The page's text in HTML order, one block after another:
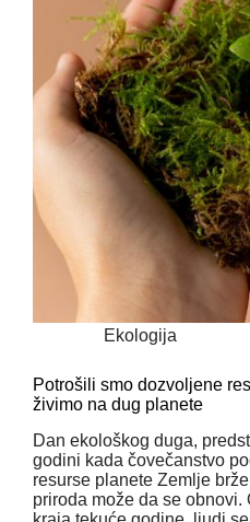
Ekologija
Potrošili smo dozvoljene
živimo na dug planete
Dan ekološkog duga,
godini kada čovečanstvo
resurse planete Zemlje
priroda može da se obnovi.